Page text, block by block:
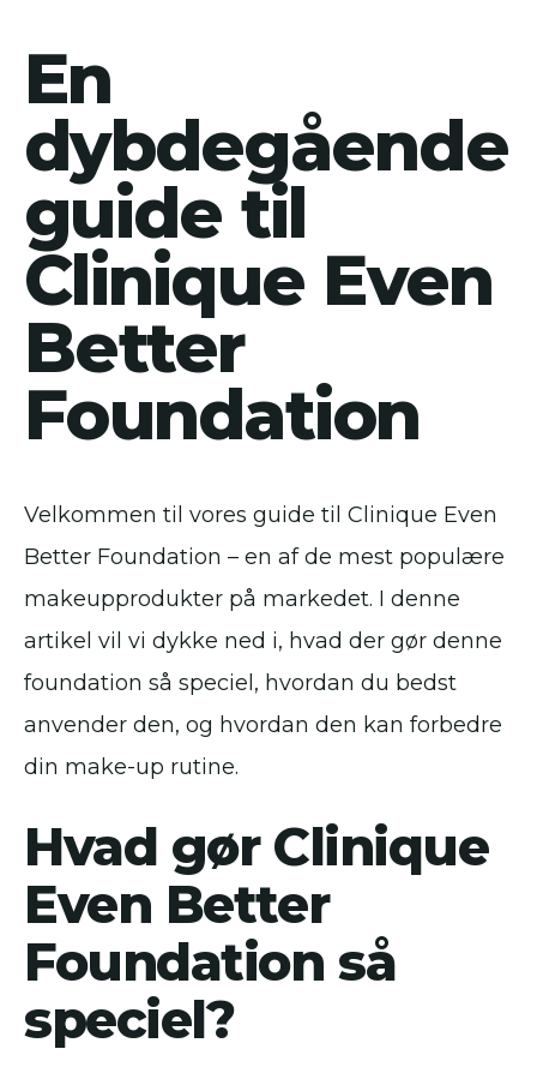
En
dybdegående
guide til
Clinique Even
Better
Foundation
Velkommen til vores guide til Clinique Even
Better Foundation – en af de mest populære
makeupprodukter på markedet. I denne
artikel vil vi dykke ned i, hvad der gør denne
foundation så speciel, hvordan du bedst
anvender den, og hvordan den kan forbedre
din make-up rutine.
Hvad gør Clinique
Even Better
Foundation så
speciel?